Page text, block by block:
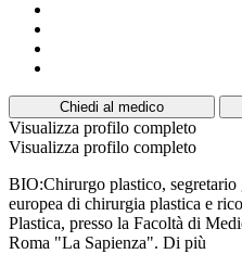
Chiedi al medico
Visualizza profilo completo
Visualizza profilo completo
BIO:Chirurgo plastico, segretario
europea di chirurgia plastica e
Plastica, presso la Facoltà di
Roma "La Sapienza". Di più